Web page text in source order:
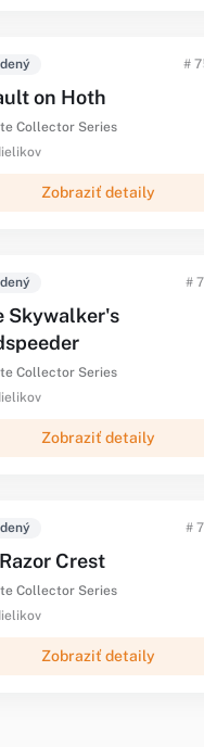
#
on Hoth
Collector Series
Zobraziť detaily
#
Skywalker's
Collector Series
Zobraziť detaily
#
Crest
Collector Series
Zobraziť detaily